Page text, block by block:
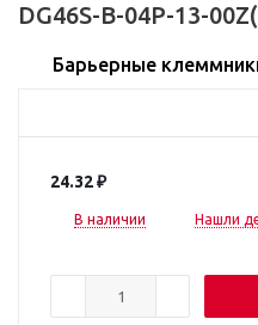
DG46S-B-04P-13-
Барьерные
24.32₽
В наличии Нашли